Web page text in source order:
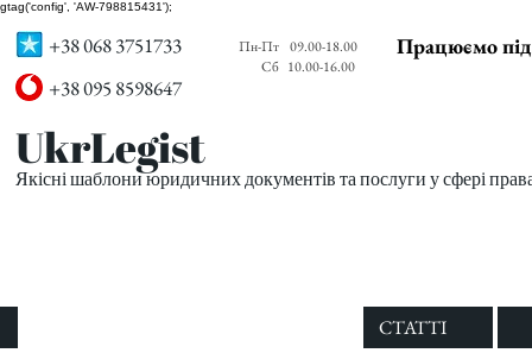
gtag('config', 'AW-798815431');
+38 068 3751733
+38 095 8598647
Пн-Пт
Сб
09.00-18.00
10.00-16.00
Працюємо
UkrLegist
Якісні шаблони юридичних документів та послуги у сфері
СТАТТІ